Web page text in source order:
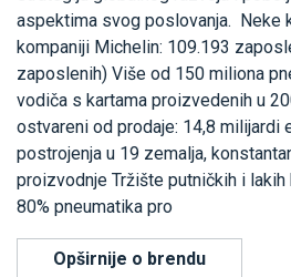
aspektima svog poslovanja. Neke
kompaniji Michelin: 109.193
zaposlenih) Više od 150 miliona
vodiča s kartama proizvedenih u
ostvareni od prodaje: 14,8 milijardi
postrojenja u 19 zemalja,
proizvodnje Tržište putničkih i
80% pneumatika pro
Opširnije o brendu